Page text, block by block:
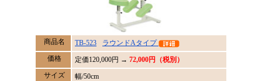
商品名 TB-523
ラウンドAタイプ
価格
定価120,000円 → 72,000円（税別）
サイズ
幅/50cm